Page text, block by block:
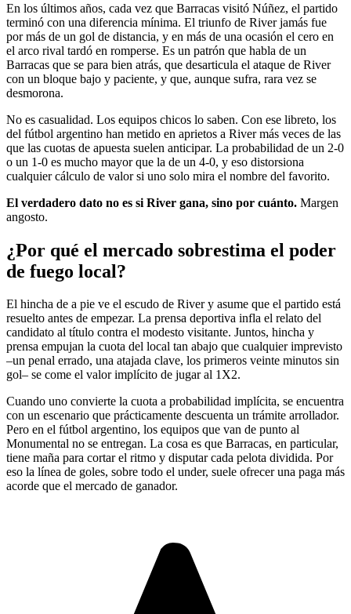
En los últimos años, cada vez que Barracas visitó Núñez, el partido
terminó con una diferencia mínima. El triunfo de River jamás fue
por más de un gol de distancia, y en más de una ocasión el cero en
el arco rival tardó en romperse. Es un patrón que habla de un
Barracas que se para bien atrás, que desarticula el ataque de River
con un bloque bajo y paciente, y que, aunque sufra, rara vez se
desmorona.
No es casualidad. Los equipos chicos lo saben. Con ese libreto, los
del fútbol argentino han metido en aprietos a River más veces de las
que las cuotas de apuesta suelen anticipar. La probabilidad de un 2-0
o un 1-0 es mucho mayor que la de un 4-0, y eso distorsiona
cualquier cálculo de valor si uno solo mira el nombre del favorito.
El verdadero dato no es si River gana, sino por cuánto. Margen
angosto.
¿Por qué el mercado sobrestima el poder
de fuego local?
El hincha de a pie ve el escudo de River y asume que el partido está
resuelto antes de empezar. La prensa deportiva infla el relato del
candidato al título contra el modesto visitante. Juntos, hincha y
prensa empujan la cuota del local tan abajo que cualquier imprevisto
–un penal errado, una atajada clave, los primeros veinte minutos sin
gol– se come el valor implícito de jugar al 1X2.
Cuando uno convierte la cuota a probabilidad implícita, se encuentra
con un escenario que prácticamente descuenta un trámite arrollador.
Pero en el fútbol argentino, los equipos que van de punto al
Monumental no se entregan. La cosa es que Barracas, en particular,
tiene maña para cortar el ritmo y disputar cada pelota dividida. Por
eso la línea de goles, sobre todo el under, suele ofrecer una paga más
acorde que el mercado de ganador.